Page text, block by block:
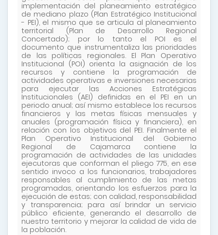
implementación del planeamiento estratégico
de mediano plazo (Plan Estratégico Institucional
- PEI), el mismo que se articula al planeamiento
territorial (Plan de Desarrollo Regional
Concertado); por lo tanto el POI es el
documento que instrumentaliza las prioridades
de las políticas regionales. El Plan Operativo
Institucional (POI) orienta la asignación de los
recursos y contiene la programación de
actividades operativas e inversiones necesarias
para ejecutar las Acciones Estratégicas
Institucionales (AEI) definidas en el PEI en un
periodo anual; así mismo establece los recursos
financieros y las metas físicas mensuales y
anuales (programación física y financiera), en
relación con los objetivos del PEI. Finalmente el
Plan Operativo Institucional del Gobierno
Regional de Cajamarca contiene la
programación de actividades de las unidades
ejecutoras que conforman el pliego 775, en ese
sentido invoco a los funcionarios, trabajadores
responsables al cumplimiento de las metas
programadas, orientando los esfuerzos para la
ejecución de estas; con calidad, responsabilidad
y transparencia; para así brindar un servicio
público eficiente, generando el desarrollo de
nuestro territorio y mejorar la calidad de vida de
la población.